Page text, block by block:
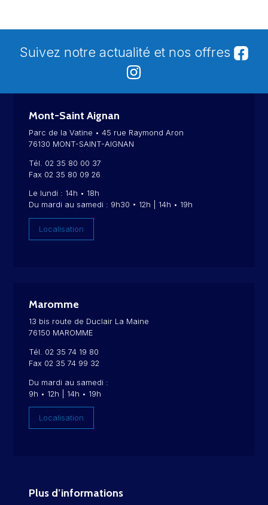
Suivez notre actualité et nos offres
Mont-Saint Aignan
Parc de la Vatine • 45 rue Raymond Aron
76130 MONT-SAINT-AIGNAN
Tél. 02 35 80 00 37
Fax 02 35 80 09 26
Le lundi : 14h • 18h
Du mardi au samedi : 9h30 • 12h | 14h • 19h
Localisation
Maromme
13 bis route de Duclair La Maine
76150 MAROMME
Tél. 02 35 74 19 80
Fax 02 35 74 99 32
Du mardi au samedi :
9h • 12h | 14h • 19h
Localisation
Plus d’informations